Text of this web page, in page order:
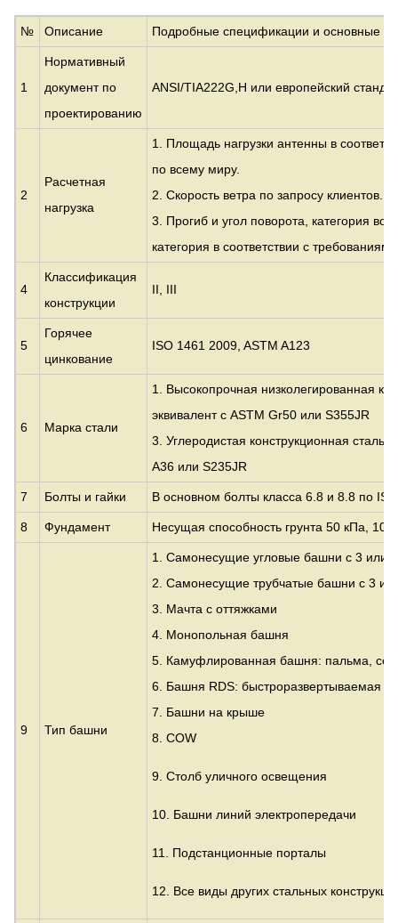
№ Описание Подробные спецификации и основные
1
Нормативный
документ по
проектированию
ANSI/TIA222G,H или европейский
2
Расчетная
нагрузка
1. Площадь нагрузки антенны в
по всему миру.
2. Скорость ветра по запросу клиентов.
3. Прогиб и угол поворота, категория
категория в соответствии с
4
Классификация
конструкции
II, III
5
Горячее
цинкование
ISO 1461 2009, ASTM A123
6 Марка стали
1. Высокопрочная низколегированная
эквивалент с ASTM Gr50 или S355JR
3. Углеродистая конструкционная сталь:
A36 или S235JR
7 Болты и гайки В основном болты класса 6.8 и 8.8 по
8 Фундамент Несущая способность грунта 50 кПа,
9 Тип башни
1. Самонесущие угловые башни с 3 или
2. Самонесущие трубчатые башни с 3
3. Мачта с оттяжками
4. Монопольная башня
5. Камуфлированная башня: пальма,
6. Башня RDS: быстроразвертываемая
7. Башни на крыше
8. COW
9. Столб уличного освещения
10. Башни линий электропередачи
11. Подстанционные порталы
12. Все виды других стальных